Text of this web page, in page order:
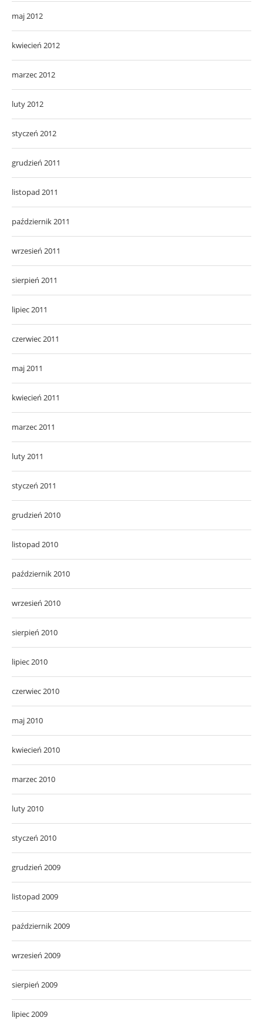
maj 2012
kwiecień 2012
marzec 2012
luty 2012
styczeń 2012
grudzień 2011
listopad 2011
październik 2011
wrzesień 2011
sierpień 2011
lipiec 2011
czerwiec 2011
maj 2011
kwiecień 2011
marzec 2011
luty 2011
styczeń 2011
grudzień 2010
listopad 2010
październik 2010
wrzesień 2010
sierpień 2010
lipiec 2010
czerwiec 2010
maj 2010
kwiecień 2010
marzec 2010
luty 2010
styczeń 2010
grudzień 2009
listopad 2009
październik 2009
wrzesień 2009
sierpień 2009
lipiec 2009